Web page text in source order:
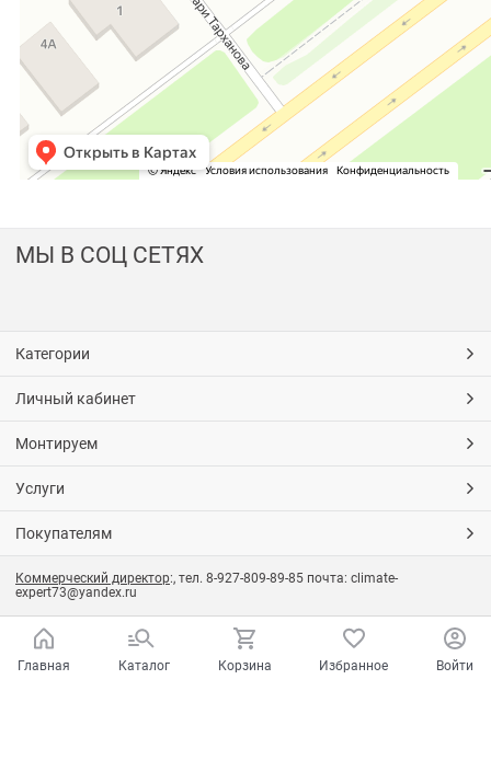
МЫ В СОЦ СЕТЯХ
Категории
Личный кабинет
Монтируем
Услуги
Покупателям
Коммерческий директор:, тел. 8-927-809-89-85 почта: climate-
expert73@yandex.ru
Главная Каталог Корзина Избранное Войти